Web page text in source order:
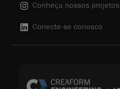
Conheça nossos projetos
Conecte-se conosco